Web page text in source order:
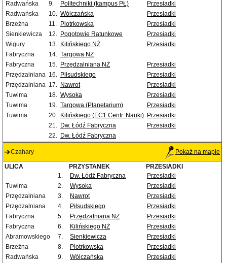
Radwańska
9. Politechniki (kampus PŁ)
Przesiadki
Radwańska
10. Wólczańska
Przesiadki
Brzeźna
11. Piotrkowska
Przesiadki
Sienkiewicza
12. Pogotowie Ratunkowe
Przesiadki
Wigury
13. Kilińskiego NŻ
Przesiadki
Fabryczna
14. Targowa NŻ
Fabryczna
15. Przędzalniana NŻ
Przesiadki
Przędzalniana 16. Piłsudskiego
Przesiadki
Przędzalniana 17. Nawrot
Przesiadki
Tuwima
18. Wysoka
Przesiadki
Tuwima
19. Targowa (Planetarium)
Przesiadki
Tuwima
20. Kilińskiego (EC1 Centr. Nauki) Przesiadki
21. Dw. Łódź Fabryczna
Przesiadki
22. Dw. Łódź Fabryczna
Czahary Pokaż na mapie
ULICA PRZYSTANEK
PRZESIADKI
1.
Dw. Łódź Fabryczna
Przesiadki
Tuwima
2. Wysoka
Przesiadki
Przędzalniana
3. Nawrot
Przesiadki
Przędzalniana
4. Piłsudskiego
Przesiadki
Fabryczna
5. Przędzalniana NŻ
Przesiadki
Fabryczna
6. Kilińskiego NŻ
Przesiadki
Abramowskiego
7. Sienkiewicza
Przesiadki
Brzeźna
8. Piotrkowska
Przesiadki
Radwańska
9. Wólczańska Przesiadki